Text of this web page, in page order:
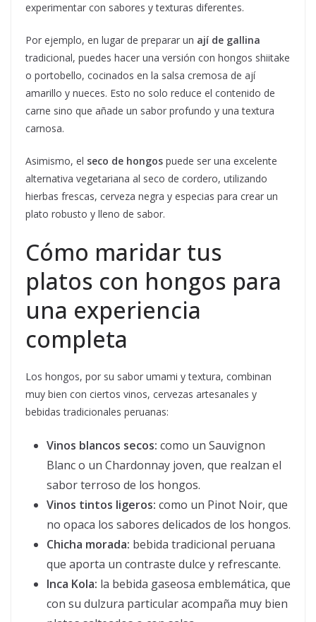
experimentar con sabores y texturas diferentes.
Por ejemplo, en lugar de preparar un ají de gallina
tradicional, puedes hacer una versión con hongos shiitake
o portobello, cocinados en la salsa cremosa de ají
amarillo y nueces. Esto no solo reduce el contenido de
carne sino que añade un sabor profundo y una textura
carnosa.
Asimismo, el seco de hongos puede ser una excelente
alternativa vegetariana al seco de cordero, utilizando
hierbas frescas, cerveza negra y especias para crear un
plato robusto y lleno de sabor.
Cómo maridar tus
platos con hongos para
una experiencia
completa
Los hongos, por su sabor umami y textura, combinan
muy bien con ciertos vinos, cervezas artesanales y
bebidas tradicionales peruanas:
Vinos blancos secos: como un Sauvignon
Blanc o un Chardonnay joven, que realzan el
sabor terroso de los hongos.
Vinos tintos ligeros: como un Pinot Noir, que
no opaca los sabores delicados de los hongos.
Chicha morada: bebida tradicional peruana
que aporta un contraste dulce y refrescante.
Inca Kola: la bebida gaseosa emblemática, que
con su dulzura particular acompaña muy bien